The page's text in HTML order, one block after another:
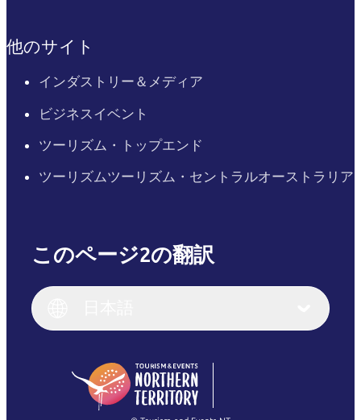
他のサイト
インダストリー＆メディア
ビジネスイベント
ツーリズム・トップエンド
ツーリズムツーリズム・セントラルオーストラリア
このページ2の翻訳
English (US)
English
(Singapore)
Français
繁體中文